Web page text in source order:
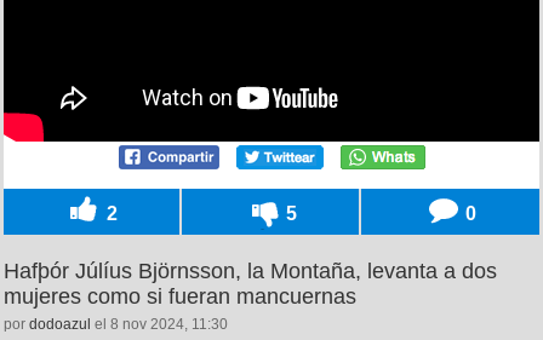
2 5 0
Hafþór Júlíus Björnsson, la Montaña, levanta a dos
mujeres como si fueran mancuernas
por dodoazul el 8 nov 2024, 11:30